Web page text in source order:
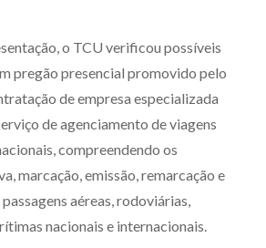
Zênite Fácil IA
Zênite Play
por Escrito
Mentoria Zênite
Capacitação
o TCU verificou possíveis
pregão presencial promovido pelo
de empresa especializada
de agenciamento de viagens
compreendendo os
marcação, emissão, remarcação e
aéreas, rodoviárias,
nacionais e internacionais.